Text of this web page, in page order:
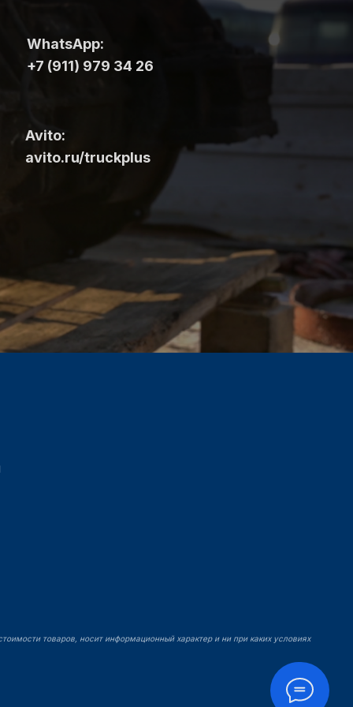
WhatsApp:
+7 (911) 979 34 26
Avito:
avito.ru/truckplus
товаров, носит информационный характер и ни при каких условиях